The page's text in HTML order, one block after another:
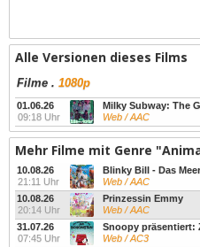
Alle Versionen dieses Films
Filme . 1080p
01.06.26
09:18 Uhr
Milky Subway: The
Web / AAC
Mehr Filme mit Genre
10.08.26
21:11 Uhr
Blinky Bill - Das
Web / AAC
10.08.26
20:14 Uhr
Prinzessin Emmy
Web / AAC
31.07.26
07:45 Uhr
Snoopy präsentiert:
Web / AC3